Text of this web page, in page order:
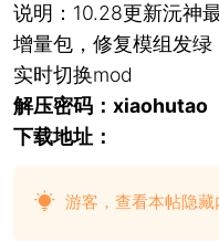
说明：10.28更新沅神
增量包，修复模组发
实时切换mod
解压密码：xiaohutao
下载地址：
游客，查看本帖隐